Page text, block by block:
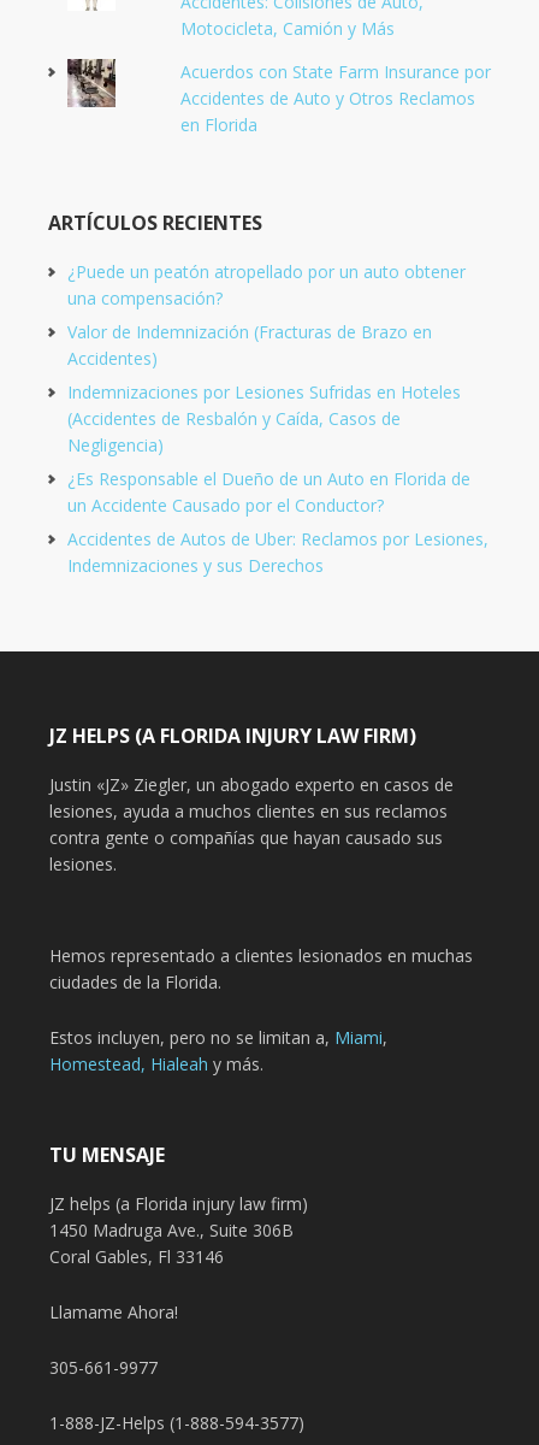
Motocicleta, Camión y Más
Acuerdos con State Farm Insurance por
Accidentes de Auto y Otros Reclamos
en Florida
ARTÍCULOS RECIENTES
¿Puede un peatón atropellado por un auto obtener
una compensación?
Valor de Indemnización (Fracturas de Brazo en
Accidentes)
Indemnizaciones por Lesiones Sufridas en Hoteles
(Accidentes de Resbalón y Caída, Casos de
Negligencia)
¿Es Responsable el Dueño de un Auto en Florida de
un Accidente Causado por el Conductor?
Accidentes de Autos de Uber: Reclamos por Lesiones,
Indemnizaciones y sus Derechos
JZ HELPS (A FLORIDA INJURY LAW FIRM)
Justin «JZ» Ziegler, un abogado experto en casos de
lesiones, ayuda a muchos clientes en sus reclamos
contra gente o compañías que hayan causado sus
lesiones.
Hemos representado a clientes lesionados en muchas
ciudades de la Florida.
Estos incluyen, pero no se limitan a, Miami,
Homestead, Hialeah y más.
TU MENSAJE
JZ helps (a Florida injury law firm)
1450 Madruga Ave., Suite 306B
Coral Gables, Fl 33146
Llamame Ahora!
305-661-9977
1-888-JZ-Helps (1-888-594-3577)